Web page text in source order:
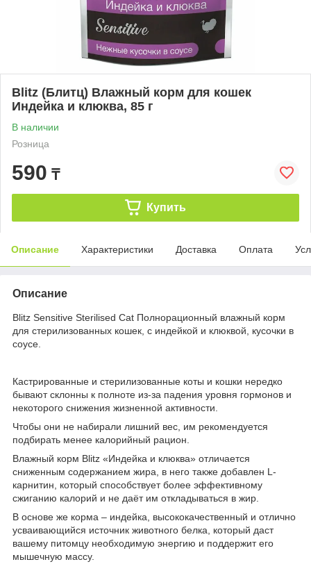
Blitz (Блитц) Влажный корм для кошек
Индейка и клюква, 85 г
В наличии
Розница
590 ₸
Купить
Описание Характеристики Доставка Оплата
Описание
Blitz Sensitive Sterilised Cat Полнорационный влажный корм
для стерилизованных кошек, с индейкой и клюквой, кусочки в
соусе.
Кастрированные и стерилизованные коты и кошки нередко
бывают склонны к полноте из-за падения уровня гормонов и
некоторого снижения жизненной активности.
Чтобы они не набирали лишний вес, им рекомендуется
подбирать менее калорийный рацион.
Влажный корм Blitz «Индейка и клюква» отличается
сниженным содержанием жира, в него также добавлен L-
карнитин, который способствует более эффективному
сжиганию калорий и не даёт им откладываться в жир.
В основе же корма – индейка, высококачественный и отлично
усваивающийся источник животного белка, который даст
вашему питомцу необходимую энергию и поддержит его
мышечную массу.